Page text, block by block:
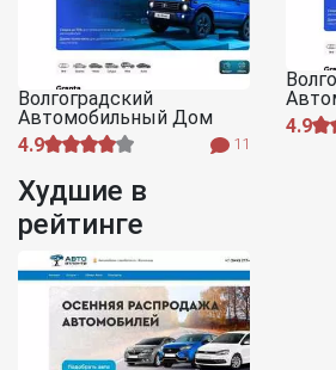
Волгоградский
Автомобильный Дом
4.9
11
4.9
Худшие в
рейтинге